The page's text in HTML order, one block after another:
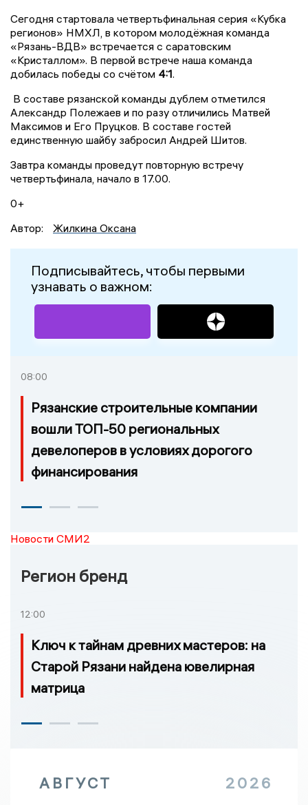
Сегодня стартовала четвертьфинальная серия «Кубка
регионов» НМХЛ, в котором молодёжная команда
«Рязань-ВДВ» встречается с саратовским
«Кристаллом». В первой встрече наша команда
добилась победы со счётом 4:1.
В составе рязанской команды дублем отметился
Александр Полежаев и по разу отличились Матвей
Максимов и Его Пруцков. В составе гостей
единственную шайбу забросил Андрей Шитов.
Завтра команды проведут повторную встречу
четвертьфинала, начало в 17.00.
0+
Автор:
Жилкина Оксана
Подписывайтесь, чтобы первыми
узнавать о важном:
08:00
Рязанские строительные компании
вошли ТОП-50 региональных
девелоперов в условиях дорогого
финансирования
Новости СМИ2
Регион бренд
12:00
Ключ к тайнам древних мастеров: на
Старой Рязани найдена ювелирная
матрица
АВГУСТ 2026